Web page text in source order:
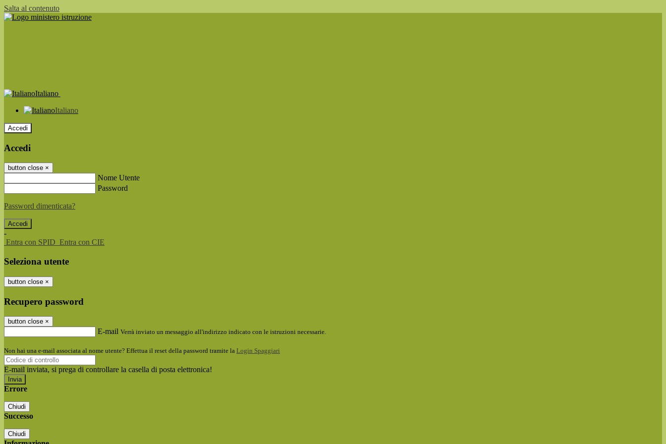
Salta al contenuto
Italiano
Italiano
Accedi
Accedi
button close ×
Nome Utente
Password
Password dimenticata?
-
Entra con SPID Entra con CIE
Seleziona utente
button close ×
Recupero password
button close ×
E-mail Verrà inviato un messaggio all'indirizzo indicato con le istruzioni necessarie.
Non hai una e-mail associata al nome utente? Effettua il reset della password tramite la Login Spaggiari
E-mail inviata, si prega di controllare la casella di posta elettronica!
Errore
Chiudi
Successo
Chiudi